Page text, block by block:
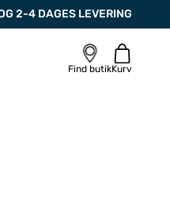
2-4 DAGES LEVERING
Find butikKurv